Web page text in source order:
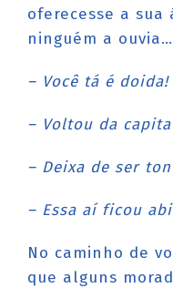
oferecesse a sua
ninguém a ouvia…
– Você tá é doida!
– Voltou da
– Deixa de ser
– Essa aí ficou
No caminho de
que alguns